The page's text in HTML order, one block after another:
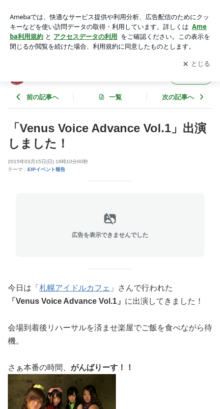
アプリをダウンロードして ブログの更新通知
を受け取りまし
ょう。
開く
前の記事へ 一覧 次の記事へ
「Venus Voice Advance Vol.1」出演
しました！
2015年03月15日(日) 16時10分00秒
テーマ： EIPイベント報告
広告を表示できませんでした
今日は「 札幌アイドルカフェ 」さんで行われた
「Venus Voice Advance Vol.1」 に出演してきました！
会場到着後リハーサルを済ませ楽屋でご飯を食べながら待
機。
さぁ本番の時間、 がんばりーす！！